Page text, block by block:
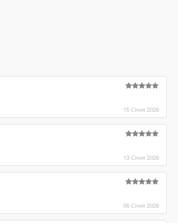
15 Січня 2026
13 Січня 2026
06 Січня 2026